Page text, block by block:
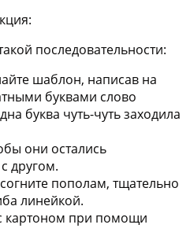
последовательности:
шаблон, написав на
буквами слово
буква чуть-чуть заходила
они остались
другом.
пополам, тщательно
линейкой.
картоном при помощи